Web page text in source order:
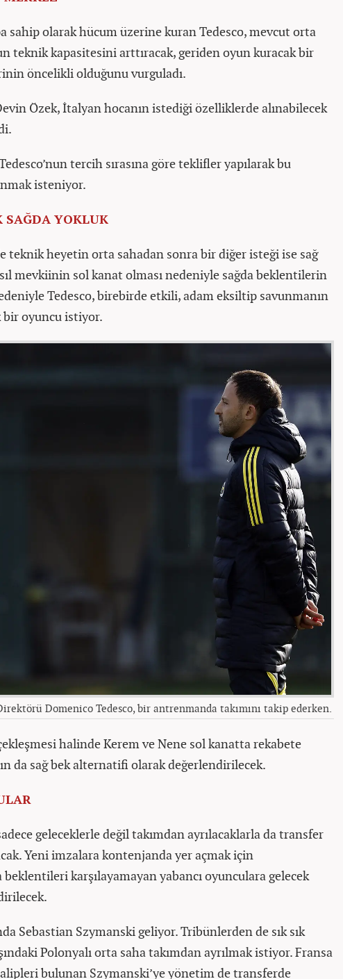
sahip olarak hücum üzerine kuran Tedesco, mevcut orta
teknik kapasitesini arttıracak, geriden oyun kuracak bir
öncelikli olduğunu vurguladı.
Özek, İtalyan hocanın istediği özelliklerde alınabilecek
tercih sırasına göre teklifler yapılarak bu
isteniyor.
SAĞDA YOKLUK
teknik heyetin orta sahadan sonra bir diğer isteği ise sağ
mevkiinin sol kanat olması nedeniyle sağda beklentilerin
Tedesco, birebirde etkili, adam eksiltip savunmanın
oyuncu istiyor.
Domenico Tedesco, bir antrenmanda takımını takip ederken.
halinde Kerem ve Nene sol kanatta rekabete
da sağ bek alternatifi olarak değerlendirilecek.
geleceklerle değil takımdan ayrılacaklarla da transfer
Yeni imzalara kontenjanda yer açmak için
karşılayamayan yabancı oyunculara gelecek
Sebastian Szymanski geliyor. Tribünlerden de sık sık
Polonyalı orta saha takımdan ayrılmak istiyor. Fransa
bulunan Szymanski’ye yönetim de transferde